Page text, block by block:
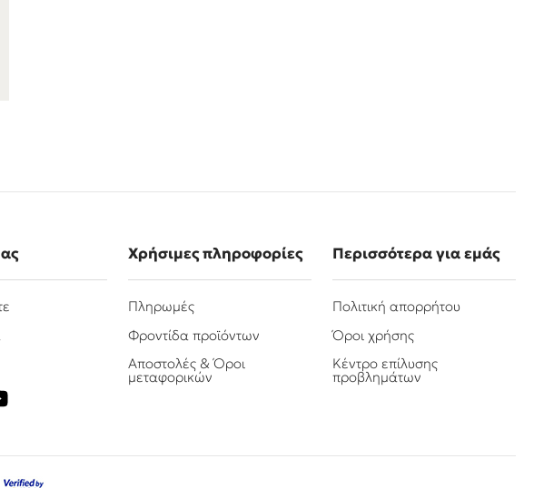
Χρήσιμες πληροφορίες
Πληρωμές
Φροντίδα προϊόντων
Αποστολές & Όροι
μεταφορικών
Περισσότερα για εμάς
Πολιτική απορρήτου
Όροι χρήσης
Κέντρο επίλυσης
προβλημάτων